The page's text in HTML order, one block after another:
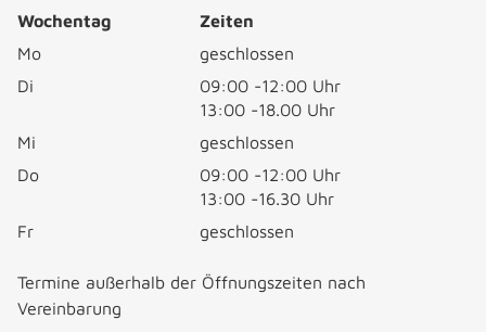
Wochentag
Zeiten
Mo
geschlossen
Di
09:00 -12:00 Uhr
13:00 -18.00 Uhr
Mi
geschlossen
Do
09:00 -12:00 Uhr
13:00 -16.30 Uhr
Fr
geschlossen
Termine außerhalb der Öffnungszeiten nach
Vereinbarung